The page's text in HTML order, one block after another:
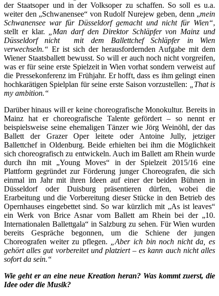
der Staatsoper und in der Volksoper zu schaffen. So soll es u.a.
weiter den „Schwanensee“ von Rudolf Nurejew geben, denn „mein
Schwanensee war für Düsseldorf gemacht und nicht für Wien“,
stellt er klar.
„Man darf den Direktor Schläpfer von Mainz und
Düsseldorf nicht mit dem Ballettchef Schläpfer in Wien
verwechseln.“ Er ist sich der herausfordernden Aufgabe mit dem
Wiener Staatsballett bewusst. So will er auch noch nicht vorgreifen,
was er für seine erste Spielzeit in Wien vorhat sondern verweist auf
die Pressekonferenz im Frühjahr. Er hofft, dass es ihm gelingt einen
hochkarätigen Spielplan für seine erste Saison vorzustellen:
„That is
my ambition.“
Darüber hinaus will er keine choreografische Monokultur. Bereits in
Mainz hat er choreografische Talente gefördert – so nennt er
beispielsweise seine ehemaligen Tänzer wie Jörg Weinöhl, der das
Ballett der Grazer Oper leitete oder Antoine Jully, jetziger
Ballettchef in Oldenburg. Beide erhielten bei ihm die Möglichkeit
sich choreografisch zu entwickeln. Auch im Ballett am Rhein wurde
durch ihn mit „Young Moves“ in der Spielzeit 2015/16 eine
Plattform gegründet zur Förderung junger Choreografen, die sich
einmal im Jahr mit ihren Ideen auf einer der beiden Bühnen in
Düsseldorf oder Duisburg präsentieren dürfen, wobei die
Erarbeitung und die Vorbereitung dieser Stücke in den Betrieb des
Opernhauses eingebettet sind. So war kürzlich mit „As ist leaves“
ein Werk von Brice Asnar vom Ballett am Rhein bei der „10.
Internationalen Ballettgala“ in Salzburg zu sehen. Für Wien wurden
bereits Gespräche begonnen, um die Schiene der jungen
Choreografen weiter zu pflegen.
„Aber ich bin noch nicht da, es
gehört alles gut vorbereitet und platziert – es kann auch nicht alles
sofort da sein.“
Wie geht er an eine neue Kreation heran? Was kommt zuerst, die
Idee oder die Musik?